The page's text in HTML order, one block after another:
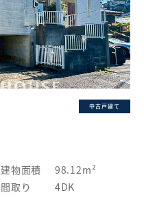
中古戸建て
建物面積
98.12m²
間取り 4DK